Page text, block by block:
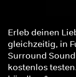
Erleb deinen
gleichzeitig, in
Surround
kostenlos